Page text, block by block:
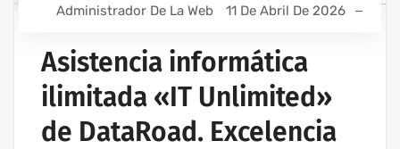
RED INFORMÁTICA ESTRUCTURADA
SERVICIOS INFORMÁTICOS Y ASISTENCIA INFORMÁTICA
Administrador De La Web 11 De Abril De 2026
Asistencia informática
ilimitada «IT Unlimited»
de DataRoad. Excelencia